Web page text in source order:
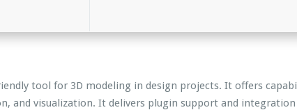
tool for 3D modeling in design projects. It offers
and visualization. It delivers plugin support and